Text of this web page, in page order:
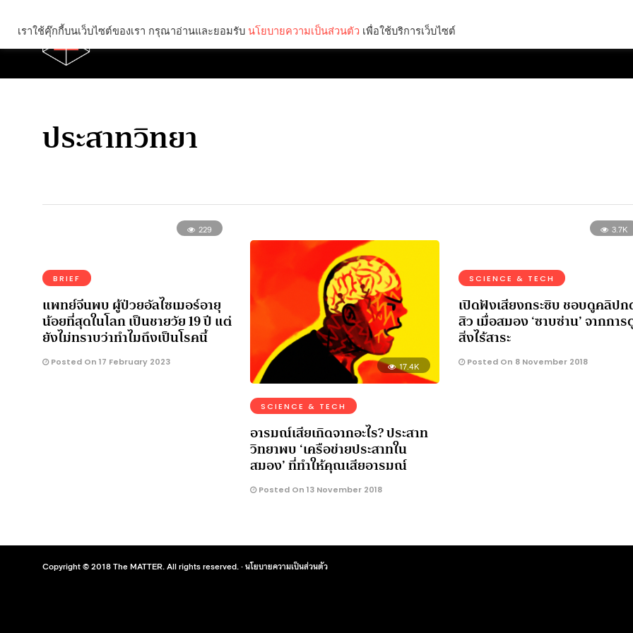
ประสาทวิทยา
229
BRIEF
แพทย์จีนพบ ผู้ป่วยอัลไซเมอร์อายุ
น้อยที่สุดในโลก เป็นชายวัย 19 ปี แต่
ยังไม่ทราบว่าทำไมถึงเป็นโรคนี้
Posted On 17 February 2023 17.4K
SCIENCE & TECH
อารมณ์เสียเกิดจากอะไร? ประสาท
วิทยาพบ ‘เครือข่ายประสาทใน
สมอง’ ที่ทำให้คุณเสียอารมณ์
Posted On 13 November 2018
3.7K
SCIENCE & TECH
เปิดฟังเสียงกระซิบ ชอบดูคลิป
สิว เมื่อสมอง ‘ซาบซ่าน’ จากการ
สิ่งไร้สาระ
Posted On 8 November 2018
Copyright © 2018 The MATTER. All rights reserved. ·นโยบายความเป็นส่วนตัว
เราใช้คุ๊กกี้บนเว็บไซต์ของเรา กรุณาอ่านและยอมรับ นโยบายความเป็นส่วนตัว เพื่อใช้บริการเว็บไซต์